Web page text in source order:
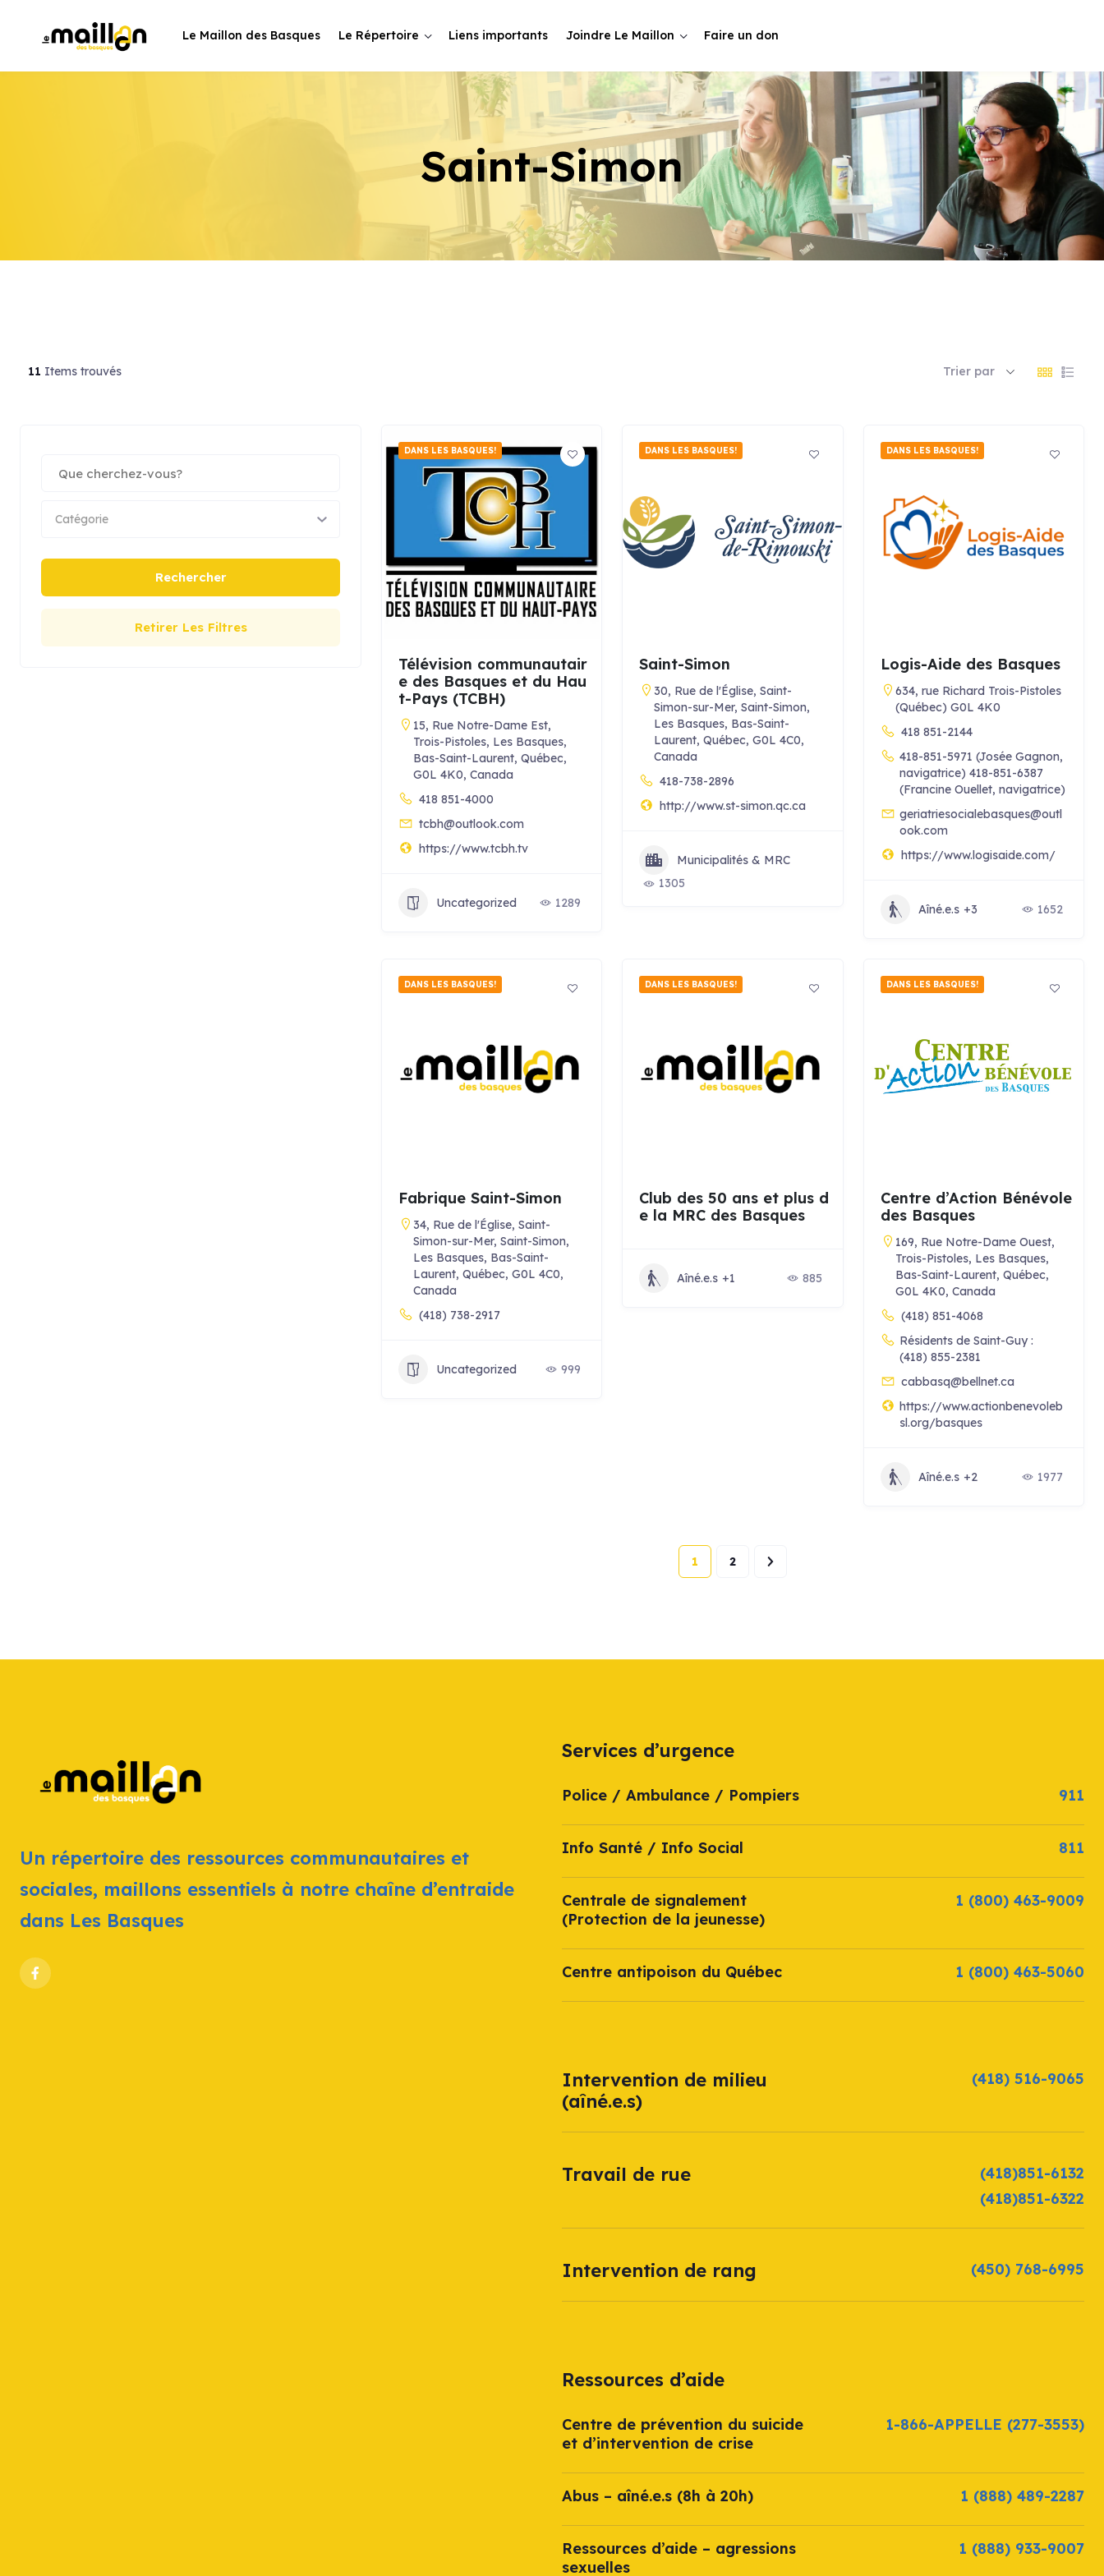
content
Le Maillon des Basques Le Répertoire Liens importants Joindre Le Maillon Faire un don
Saint-Simon
11 Items trouvés Trier par
Catégorie
Retirer Les Filtres
Rechercher
DANS LES BASQUES!
Télévision communautair
e des Basques et du Hau
t-Pays (TCBH)
15, Rue Notre-Dame Est,
Trois-Pistoles, Les Basques,
Bas-Saint-Laurent, Québec,
G0L 4K0, Canada
418 851-4000
tcbh@outlook.com
https://www.tcbh.tv
Uncategorized 1289
DANS LES BASQUES!
Saint-Simon
30, Rue de l'Église, Saint-
Simon-sur-Mer, Saint-Simon,
Les Basques, Bas-Saint-
Laurent, Québec, G0L 4C0,
Canada
418-738-2896
http://www.st-simon.qc.ca
Municipalités & MRC
1305
DANS LES BASQUES!
Logis-Aide des Basques
634, rue Richard Trois-Pistoles
(Québec) G0L 4K0
418 851-2144
418-851-5971 (Josée Gagnon,
navigatrice) 418-851-6387
(Francine Ouellet, navigatrice)
geriatriesocialebasques@outl
ook.com
https://www.logisaide.com/
Aîné.e.s +3 1652
DANS LES BASQUES!
Fabrique Saint-Simon
34, Rue de l'Église, Saint-
Simon-sur-Mer, Saint-Simon,
Les Basques, Bas-Saint-
Laurent, Québec, G0L 4C0,
Canada
(418) 738-2917
Uncategorized 999
DANS LES BASQUES!
Club des 50 ans et plus d
e la MRC des Basques
Aîné.e.s +1 885
DANS LES BASQUES!
Centre d’Action Bénévole
des Basques
169, Rue Notre-Dame Ouest,
Trois-Pistoles, Les Basques,
Bas-Saint-Laurent, Québec,
G0L 4K0, Canada
(418) 851-4068
Résidents de Saint-Guy :
(418) 855-2381
cabbasq@bellnet.ca
https://www.actionbenevoleb
sl.org/basques
Aîné.e.s +2 1977
1 2
Un répertoire des ressources communautaires et
sociales, maillons essentiels à notre chaîne d’entraide
dans Les Basques
Services d’urgence
Police / Ambulance / Pompiers 911
Info Santé / Info Social 811
Centrale de signalement
(Protection de la jeunesse)
1 (800) 463-9009
Centre antipoison du Québec 1 (800) 463-5060
Intervention de milieu
(aîné.e.s)
(418) 516-9065
Travail de rue
(418)851-6132
(418)851-6322
Intervention de rang (450) 768-6995
Ressources d’aide
Centre de prévention du suicide
et d’intervention de crise
1-866-APPELLE (277-3553)
Abus – aîné.e.s (8h à 20h) 1 (888) 489-2287
Ressources d’aide – agressions
sexuelles
1 (888) 933-9007